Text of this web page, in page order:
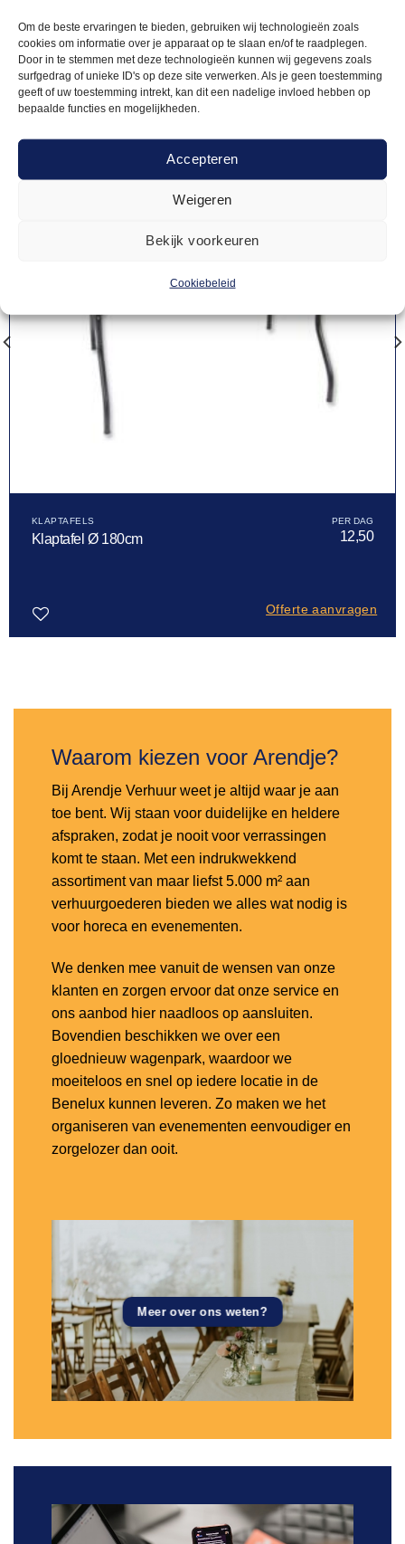
Om de beste ervaringen te bieden, gebruiken wij technologieën zoals
cookies om informatie over je apparaat op te slaan en/of te raadplegen.
Door in te stemmen met deze technologieën kunnen wij gegevens zoals
surfgedrag of unieke ID's op deze site verwerken. Als je geen toestemming
geeft of uw toestemming intrekt, kan dit een nadelige invloed hebben op
bepaalde functies en mogelijkheden.
Accepteren
Weigeren
Bekijk voorkeuren
Cookiebeleid
producten
KLAPTAFELS
Klaptafel Ø 180cm 12,50
Offerte aanvragen
Waarom kiezen voor Arendje?
Bij Arendje Verhuur weet je altijd waar je aan
toe bent. Wij staan voor duidelijke en heldere
afspraken, zodat je nooit voor verrassingen
komt te staan. Met een indrukwekkend
assortiment van maar liefst 5.000 m² aan
verhuurgoederen bieden we alles wat nodig is
voor horeca en evenementen.
We denken mee vanuit de wensen van onze
klanten en zorgen ervoor dat onze service en
ons aanbod hier naadloos op aansluiten.
Bovendien beschikken we over een
gloednieuw wagenpark, waardoor we
moeiteloos en snel op iedere locatie in de
Benelux kunnen leveren. Zo maken we het
organiseren van evenementen eenvoudiger en
zorgelozer dan ooit.
Meer over ons weten?